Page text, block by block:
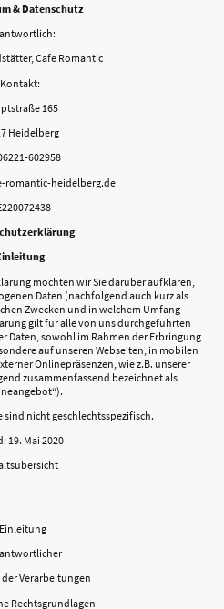
& Datenschutz
Cafe Romantic
Kontakt:
165
Heidelberg
602958
romantic-heidelberg.de
möchten wir Sie darüber aufklären,
Daten (nachfolgend auch kurz als
Zwecken und in welchem Umfang
gilt für alle von uns durchgeführten
Daten, sowohl im Rahmen der Erbringung
auf unseren Webseiten, in mobilen
Onlinepräsenzen, wie z.B. unserer
zusammenfassend bezeichnet als
sind nicht geschlechtsspezifisch.
19. Mai 2020
Einleitung
der Verarbeitungen
Rechtsgrundlagen